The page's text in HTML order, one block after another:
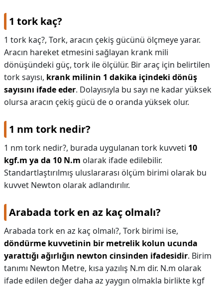
1 tork kaç?
1 tork kaç?, Tork, aracın çekiş gücünü ölçmeye yarar.
Aracın hareket etmesini sağlayan krank mili
dönüşündeki güç, tork ile ölçülür. Bir araç için belirtilen
tork sayısı, krank milinin 1 dakika içindeki dönüş
sayısını ifade eder. Dolayısıyla bu sayı ne kadar yüksek
olursa aracın çekiş gücü de o oranda yüksek olur.
1 nm tork nedir?
1 nm tork nedir?, burada uygulanan tork kuvveti 10
kgf.m ya da 10 N.m olarak ifade edilebilir.
Standartlaştırılmış uluslararası ölçüm birimi olarak bu
kuvvet Newton olarak adlandırılır.
Arabada tork en az kaç olmalı?
Arabada tork en az kaç olmalı?, Tork birimi ise,
döndürme kuvvetinin bir metrelik kolun ucunda
yarattığı ağırlığın newton cinsinden ifadesidir. Birim
tanımı Newton Metre, kısa yazılış N.m dir. N.m olarak
ifade edilen değer daha az yaygın olmakla birlikte kgf